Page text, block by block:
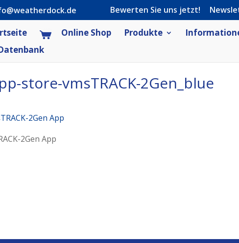
Bewerten Sie uns jetzt!
Online Shop Produkte
store-vmsTRACK-2Gen_blue
2Gen App